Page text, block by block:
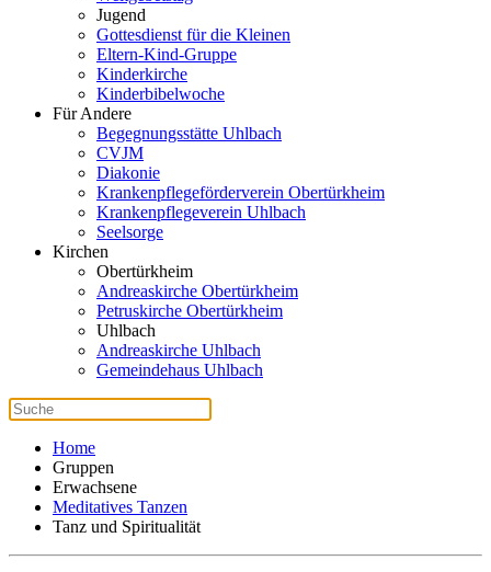
Jugend
Gottesdienst für die Kleinen
Eltern-Kind-Gruppe
Kinderkirche
Kinderbibelwoche
Für Andere
Begegnungsstätte Uhlbach
CVJM
Diakonie
Krankenpflegeförderverein Obertürkheim
Krankenpflegeverein Uhlbach
Seelsorge
Kirchen
Obertürkheim
Andreaskirche Obertürkheim
Petruskirche Obertürkheim
Uhlbach
Andreaskirche Uhlbach
Gemeindehaus Uhlbach
Home
Gruppen
Erwachsene
Meditatives Tanzen
Tanz und Spiritualität